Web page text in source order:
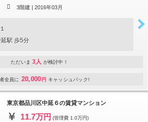
3階建 | 2016年03月
駅 歩5分
ただいま 3人 が検討中！
全員に 20,000 円 キャッシュバック!
東京都品川区中延６の賃貸マンション
11.7万円 (管理費 1.0万円)